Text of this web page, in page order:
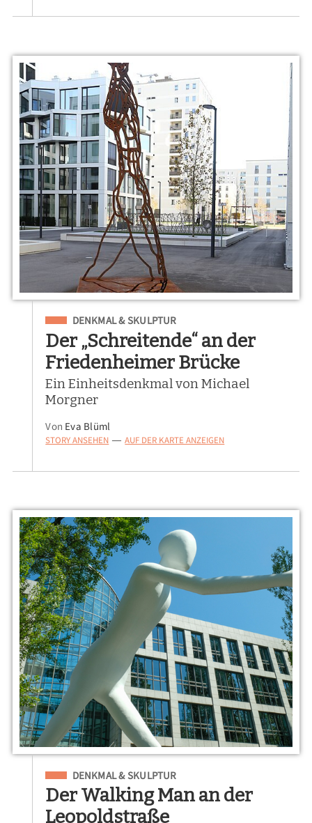
Eingeordnet unter
DENKMAL & SKULPTUR
Der „Schreitende“ an der
Friedenheimer Brücke
Ein Einheitsdenkmal von Michael
Morgner
Von Eva Blüml
STORY ANSEHEN — AUF DER KARTE ANZEIGEN
Eingeordnet unter
DENKMAL & SKULPTUR
Der Walking Man an der
Leopoldstraße